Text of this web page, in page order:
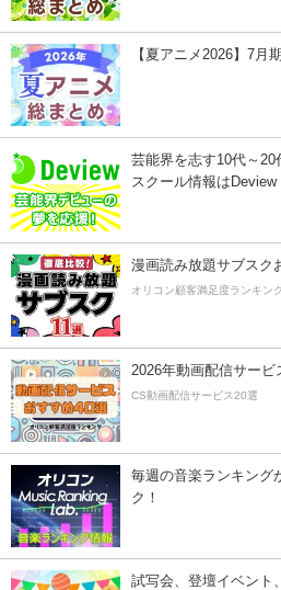
【夏アニメ2026】7月
芸能界を志す10代～20
スクール情報はDeview
漫画読み放題サブスク
オリコン顧客満足度ランキン
2026年動画配信サービ
CS動画配信サービス20選
毎週の音楽ランキング
ク！
試写会、登壇イベント